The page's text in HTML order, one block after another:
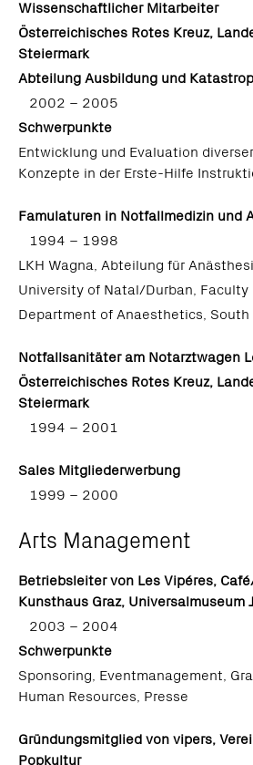
Wissenschaftlicher Mitarbeiter
Österreichisches Rotes Kreuz,
Steiermark
Abteilung Ausbildung und
2002 – 2005
Schwerpunkte
Entwicklung und Evaluation
Konzepte in der Erste-Hilfe
Famulaturen in Notfallmedizin und
1994 – 1998
LKH Wagna, Abteilung für
University of Natal/Durban, Faculty
Department of Anaesthetics, South
Notfallsanitäter am Notarztwagen
Österreichisches Rotes Kreuz,
Steiermark
1994 – 2001
Sales Mitgliederwerbung
1999 – 2000
Arts Management
Betriebsleiter von Les Vipéres,
Kunsthaus Graz, Universalmuseum
2003 – 2004
Schwerpunkte
Sponsoring, Eventmanagement,
Human Resources, Presse
Gründungsmitglied von vipers,
Popkultur